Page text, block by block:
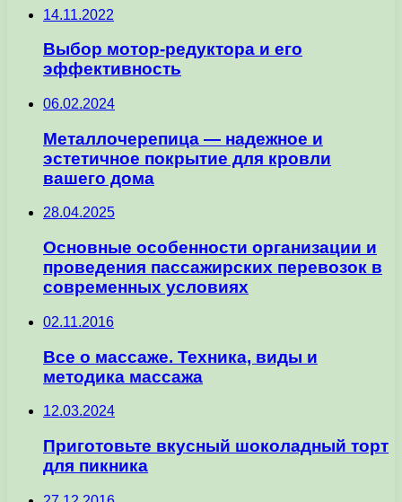
14.11.2022
Выбор мотор-редуктора и его
эффективность
06.02.2024
Металлочерепица — надежное и
эстетичное покрытие для кровли
вашего дома
28.04.2025
Основные особенности организации и
проведения пассажирских перевозок в
современных условиях
02.11.2016
Все о массаже. Техника, виды и
методика массажа
12.03.2024
Приготовьте вкусный шоколадный торт
для пикника